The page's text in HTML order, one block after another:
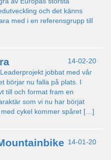
och det känns
med i en referensgrupp till
14-02-20
jobbat med vår
börjar nu falla på plats. I
till och format fram en
som vi nu har börjat
cykel kommer spåret […]
14-01-20